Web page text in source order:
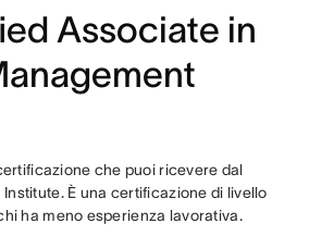
Associate in
che puoi ricevere dal
È una certificazione di livello
ha meno esperienza lavorativa.